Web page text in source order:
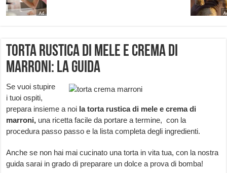
Torta rustica di mele e crema di
marroni: la guida
Se vuoi stupire
i tuoi ospiti,
prepara insieme a noi la torta rustica di mele e crema di
marroni, una ricetta facile da portare a termine, con la
procedura passo passo e la lista completa degli ingredienti.
Anche se non hai mai cucinato una torta in vita tua, con la nostra
guida sarai in grado di preparare un dolce a prova di bomba!